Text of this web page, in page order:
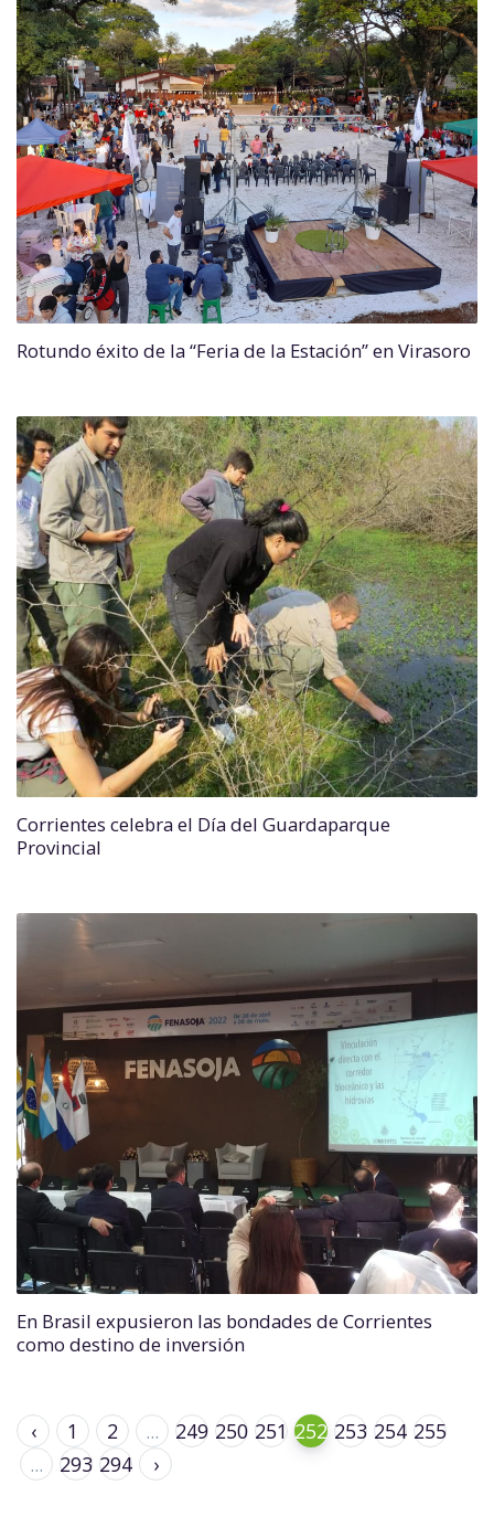
Rotundo éxito de la “Feria de la Estación” en Virasoro
Corrientes celebra el Día del Guardaparque
Provincial
En Brasil expusieron las bondades de Corrientes
como destino de inversión
‹ 1 2 ... 249 250 251 252 253 254 255
...
293 294 ›